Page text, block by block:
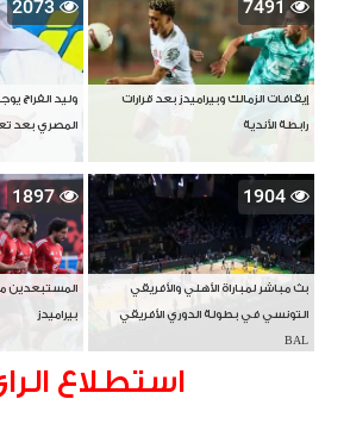
7491
إيقافات الزمالك وبيراميدز بعد قرارات
رابطة الأندية
2073
وليد الفراج
المصري بعد
1904
بث مباشر لمباراة الأهلي والأفريقي
التونسي في بطولة الدوري الأفريقي
BAL
1897
المستبعدين
بيراميدز
استطلاع